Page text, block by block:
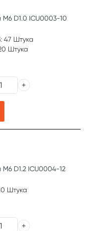
D1.0 ICU0003-10
47 Штука
Штука
D1.2 ICU0004-12
Штука